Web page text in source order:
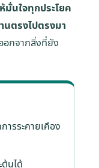
มั่นใจทุกประโยค
นตรงไปตรงมา
กจากสิ่งที่ยัง
ารระคายเคือง
นได้